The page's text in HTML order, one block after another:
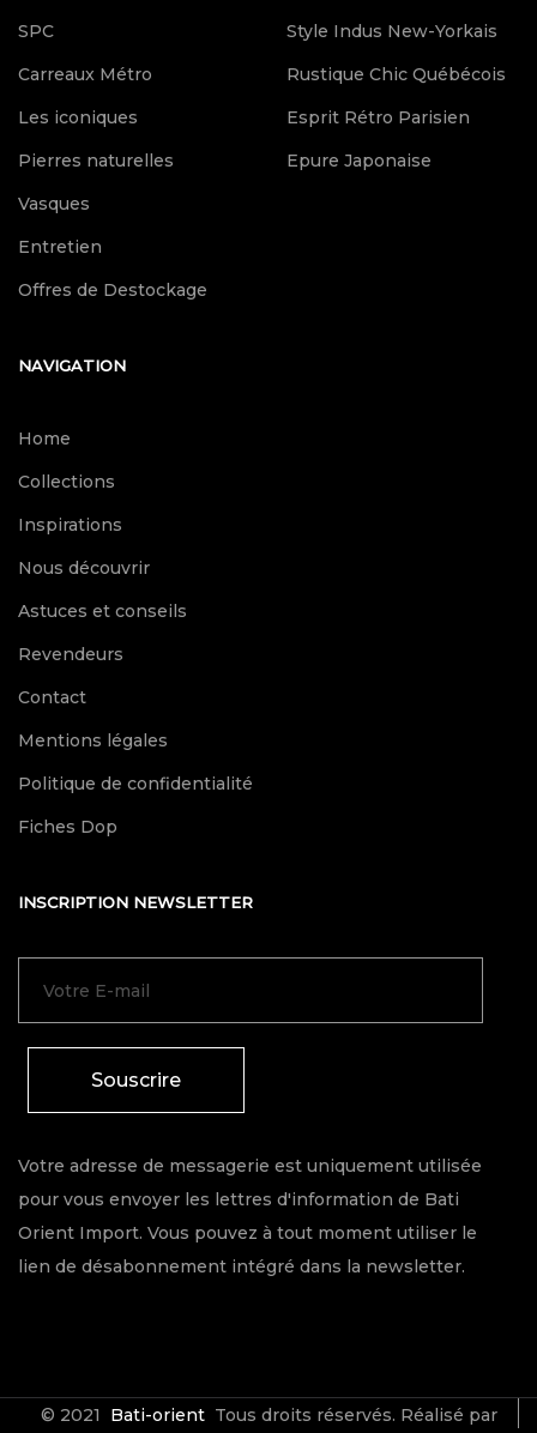
SPC
Carreaux Métro
Les iconiques
Pierres naturelles
Vasques
Entretien
Offres de Destockage
Style Indus New-Yorkais
Rustique Chic Québécois
Esprit Rétro Parisien
Epure Japonaise
NAVIGATION
Home
Collections
Inspirations
Nous découvrir
Astuces et conseils
Revendeurs
Contact
Mentions légales
Politique de confidentialité
Fiches Dop
INSCRIPTION NEWSLETTER
Souscrire
Votre adresse de messagerie est uniquement utilisée
pour vous envoyer les lettres d'information de Bati
Orient Import. Vous pouvez à tout moment utiliser le
lien de désabonnement intégré dans la newsletter.
© 2021 Bati-orient Tous droits réservés. Réalisé par